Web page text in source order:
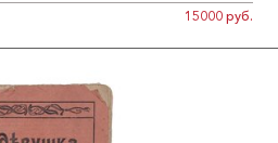
15000 руб.